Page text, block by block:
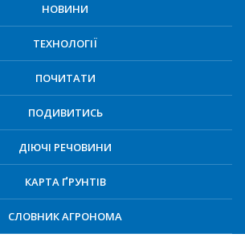
НОВИНИ
ТЕХНОЛОГІЇ
ПОЧИТАТИ
ПОДИВИТИСЬ
ДІЮЧІ РЕЧОВИНИ
КАРТА ҐРУНТІВ
СЛОВНИК АГРОНОМА